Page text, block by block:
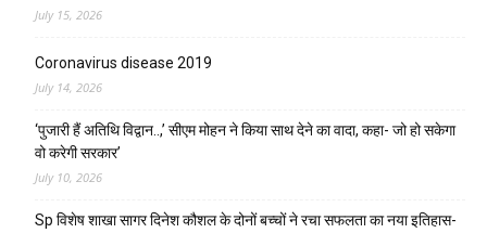
July 15, 2026
Coronavirus disease 2019
July 14, 2026
‘पुजारी हैं अतिथि विद्वान..,’ सीएम मोहन ने किया साथ देने का वादा, कहा- जो हो सकेगा
वो करेगी सरकार’
July 10, 2026
Sp विशेष शाखा सागर दिनेश कौशल के दोनों बच्चों ने रचा सफलता का नया इतिहास-